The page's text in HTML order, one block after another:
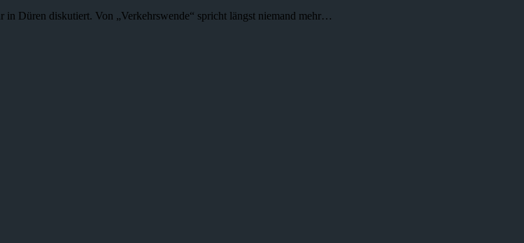
Düren diskutiert. Von „Verkehrswende“ spricht längst niemand mehr…